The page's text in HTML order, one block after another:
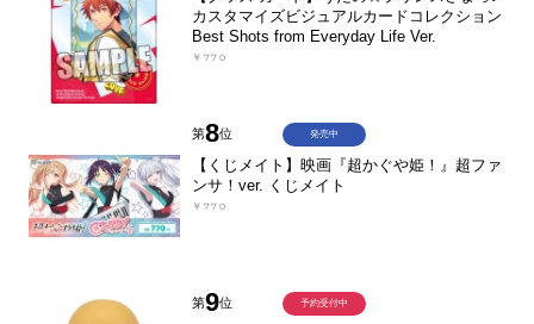
カスタマイズビジュアルカードコレクション
Best Shots from Everyday Life Ver.
￥770
第8位
【くじメイト】映画『超かぐや姫！』超ファ
ンサ！ver. くじメイト
￥770
発売中
第9位 予約受付中